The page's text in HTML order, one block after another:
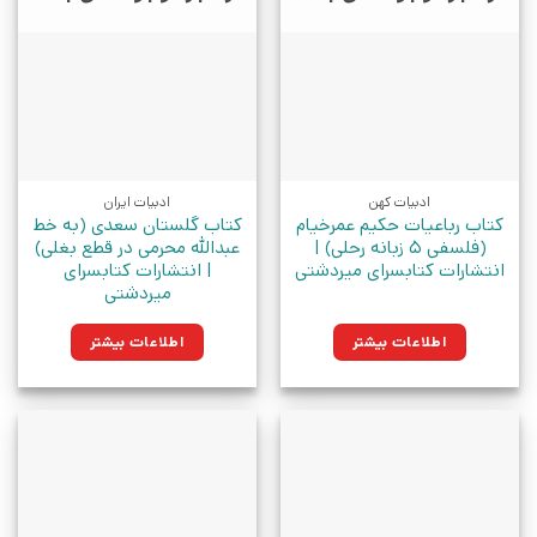
ادبیات کهن
کتاب رباعیات حکیم عمرخیام
(فلسفی 5 زبانه رحلی) |
انتشارات کتابسرای میردشتی
اطلاعات بیشتر
ادبیات ایران
کتاب گلستان سعدی (به خط
عبدالله محرمی در قطع بغلی)
| انتشارات کتابسرای
میردشتی
اطلاعات بیشتر